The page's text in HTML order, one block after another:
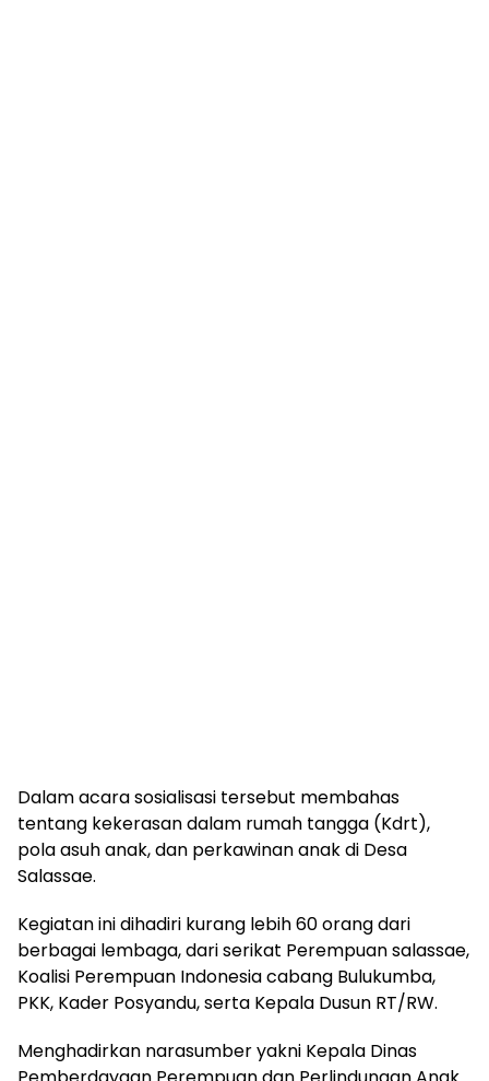
Dalam acara sosialisasi tersebut membahas
tentang kekerasan dalam rumah tangga (Kdrt),
pola asuh anak, dan perkawinan anak di Desa
Salassae.
Kegiatan ini dihadiri kurang lebih 60 orang dari
berbagai lembaga, dari serikat Perempuan salassae,
Koalisi Perempuan Indonesia cabang Bulukumba,
PKK, Kader Posyandu, serta Kepala Dusun RT/RW.
Menghadirkan narasumber yakni Kepala Dinas